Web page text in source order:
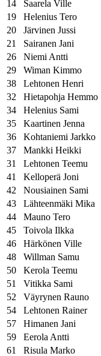
14
Saarela Ville
19
Helenius Tero
20
Järvinen Jussi
21
Sairanen Jani
26
Niemi Antti
29
Wiman Kimmo
38
Lehtonen Henri
32
Hietapohja Hemmo
34
Helenius Sami
35
Kaartinen Jenna
36
Kohtaniemi Jarkko
37
Mankki Heikki
31
Lehtonen Teemu
41
Kelloperä Joni
42
Nousiainen Sami
43
Lähteenmäki Mika
44
Mauno Tero
45
Toivola Ilkka
46
Härkönen Ville
48
Willman Samu
50
Kerola Teemu
51
Vitikka Sami
52
Väyrynen Rauno
54
Lehtonen Rainer
57
Himanen Jani
59
Eerola Antti
61
Risula Marko